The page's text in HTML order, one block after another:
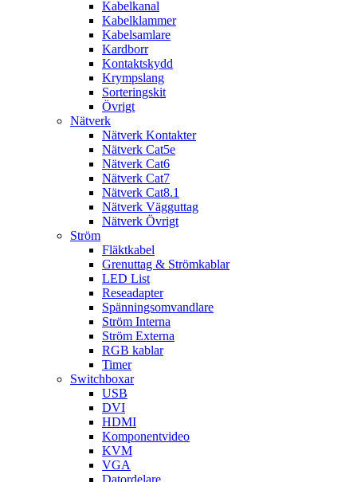
Kabelkanal
Kabelklammer
Kabelsamlare
Kardborr
Kontaktskydd
Krympslang
Sorteringskit
Övrigt
Nätverk
Nätverk Kontakter
Nätverk Cat5e
Nätverk Cat6
Nätverk Cat7
Nätverk Cat8.1
Nätverk Vägguttag
Nätverk Övrigt
Ström
Fläktkabel
Grenuttag & Strömkablar
LED List
Reseadapter
Spänningsomvandlare
Ström Interna
Ström Externa
RGB kablar
Timer
Switchboxar
USB
DVI
HDMI
Komponentvideo
KVM
VGA
Datordelare